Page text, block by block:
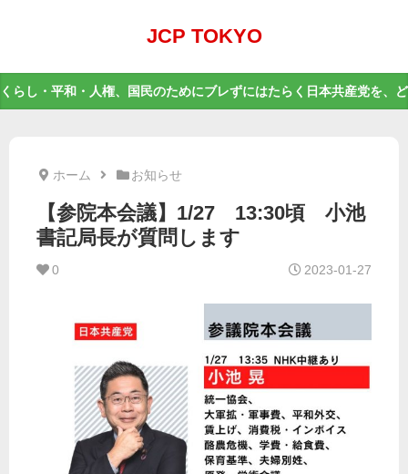
JCP TOKYO
くらし・平和・人権、国民のためにブレずにはたらく日本共産党を、
ホーム お知らせ
【参院本会議】1/27 13:30頃 小池
書記局長が質問します
0 2023-01-27